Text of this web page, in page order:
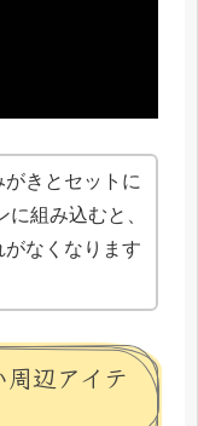
きとセットに
に組み込むと、
なくなります
辺アイテ